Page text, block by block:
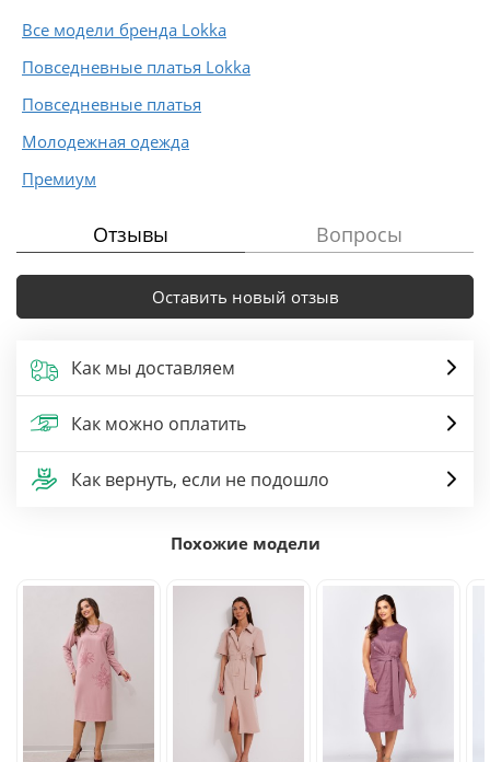
Все модели бренда Lokka
Повседневные платья Lokka
Повседневные платья
Молодежная одежда
Премиум
Отзывы Вопросы
Оставить новый отзыв
Как мы доставляем
Как можно оплатить
Как вернуть, если не подошло
Похожие модели